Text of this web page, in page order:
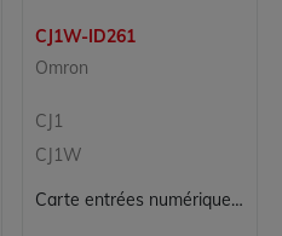
CJ1W-ID261
Omron
CJ1
CJ1W
Carte entrées numériques 64 points OMRON CJ1W-ID261 pour automate CJ